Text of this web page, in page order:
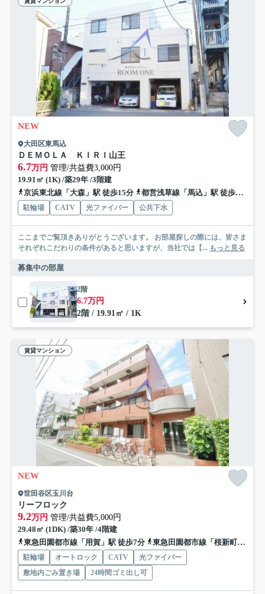
NEW
大田区東馬込
ＤＥＭＯＬＡ ＫＩＲＩ山王
6.7万円 管理/共益費3,000円
19.91㎡ (1K) /築29年 /3階建
京浜東北線「大森」駅 徒歩15分
都営浅草線「馬込」駅 徒歩8分
駐輪場 CATV 光ファイバー 公共下水
ここまでご覧頂きありがとうございます。 お部屋探しの際には、皆さま
それぞれこだわりの条件があると思いますが、当社では【... もっと見る
募集中の部屋
2階
6.7万円
2階 / 19.91㎡ / 1K
賃貸マンション
NEW
世田谷区玉川台
リーフロック
9.2万円 管理/共益費5,000円
29.48㎡ (1DK) /築30年 /4階建
東急田園都市線「用賀」駅 徒歩7分
東急田園都市線「桜新町」駅 徒歩20分
駐輪場 オートロック CATV
光ファイバー
敷地内ごみ置き場
24時間ゴミ出し可